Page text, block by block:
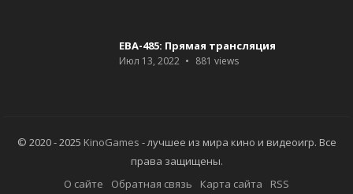
ЕВА-485: Прямая трансляция
Июл 13, 2022 881 views
© 2020 - 2025 KinoGames - лучшее из мира кино и видеоигр. Все
права защищены.
О сайте
Обратная связь Карта сайта RSS